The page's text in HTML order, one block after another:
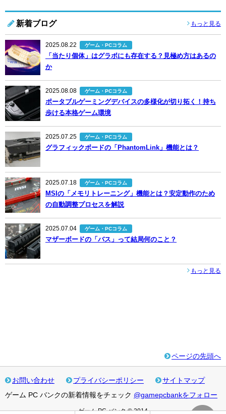
新着ブログ もっと見る
2025.08.22 ゲーム・PCコラム
「当たり個体」はグラボにも存在する？見極め方はあるの
か
2025.08.08 ゲーム・PCコラム
ポータブルゲーミングデバイスの多様化が切り拓く！持ち
歩ける本格ゲーム環境
2025.07.25 ゲーム・PCコラム
グラフィックボードの「PhantomLink」機能とは？
2025.07.18 ゲーム・PCコラム
MSIの「メモリトレーニング」機能とは？安定動作のため
の自動調整プロセスを解説
2025.07.04 ゲーム・PCコラム
マザーボードの「バス」って結局何のこと？
もっと見る
ページの先頭へ
お問い合わせ プライバシーポリシー
サイトマップ
ゲーム PC バンクの新着情報をチェック @gamepcbankをフォロー
ゲーム PC バンク © 2014